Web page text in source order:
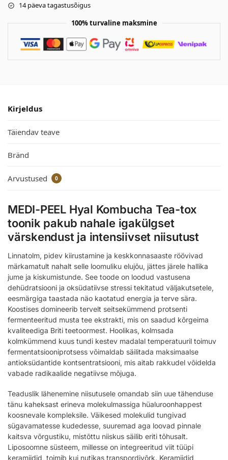
14 päeva tagastusõigus
100% turvaline maksmine
Kirjeldus
Täiendav teave
Bränd
Arvustused 0
MEDI-PEEL Hyal Kombucha Tea-tox
toonik pakub nahale igakülgset
värskendust ja intensiivset niisutust
Linnatolm, pidev kiirustamine ja keskkonnasaaste röövivad
märkamatult nahalt selle loomuliku elujõu, jättes järele hallika
jume ja kiskumistunde. See toode on loodud vastusena
dehüdratsiooni ja oksüdatiivse stressi tekitatud väljakutsetele,
eesmärgiga taastada näo kaotatud energia ja terve sära.
Koostises domineerib tervelt seitsekümmend protsenti
fermenteeritud musta tee ekstrakti, mis on saadud kõrgeima
kvaliteediga Briti teetoormest. Hoolikas, kolmsada
kolmkümmend kuus tundi kestev madalal temperatuuril toimuv
fermentatsiooniprotsess võimaldab säilitada maksimaalse
antioksüdantide kontsentratsiooni, mis aitab rakkudel võidelda
vabade radikaalide negatiivse mõjuga.
Teaduslik lähenemine niisutusele omandab siin uue tähenduse
tänu kaheksast erineva molekulmassiga hüaluroonhappest
koosnevale kompleksile. Väikesed molekulid tungivad
sügavamatesse kudedesse, suuremad aga loovad pinnale
kaitsva võrgustiku, mistõttu niiskus säilib eriti tõhusalt.
Liposoomne süsteem, millesse on integreeritud viit tüüpi
keramiidid, toimib kui nutikas transpordivõrk. Keramiidid